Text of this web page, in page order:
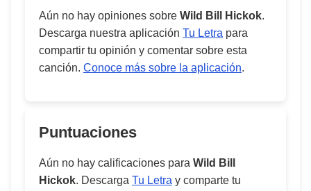
Aún no hay opiniones sobre Wild Bill Hickok.
Descarga nuestra aplicación Tu Letra para
compartir tu opinión y comentar sobre esta
canción. Conoce más sobre la aplicación.
Puntuaciones
Aún no hay calificaciones para Wild Bill
Hickok. Descarga Tu Letra y comparte tu